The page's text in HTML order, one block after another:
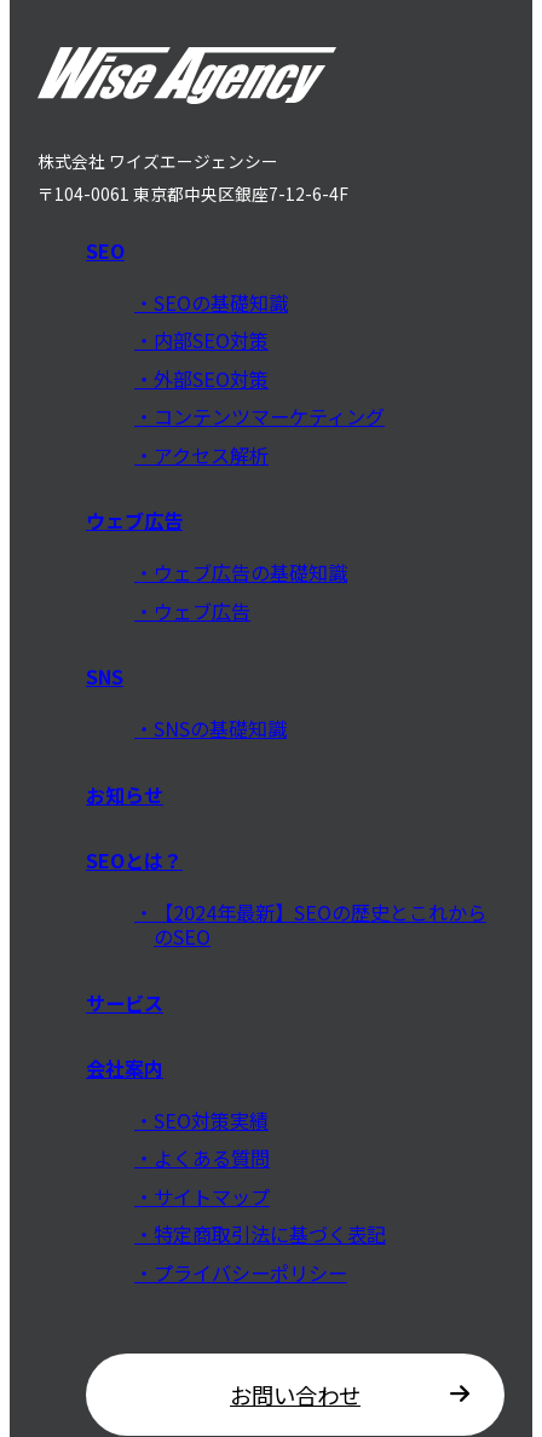
株式会社 ワイズエージェンシー
〒104-0061 東京都中央区銀座7-12-6-4F
SEO
SEOの基礎知識
内部SEO対策
外部SEO対策
コンテンツマーケティング
アクセス解析
ウェブ広告
ウェブ広告の基礎知識
ウェブ広告
SNS
SNSの基礎知識
お知らせ
SEOとは？
【2024年最新】SEOの歴史とこれから
のSEO
サービス
会社案内
SEO対策実績
よくある質問
サイトマップ
特定商取引法に基づく表記
プライバシーポリシー
お問い合わせ